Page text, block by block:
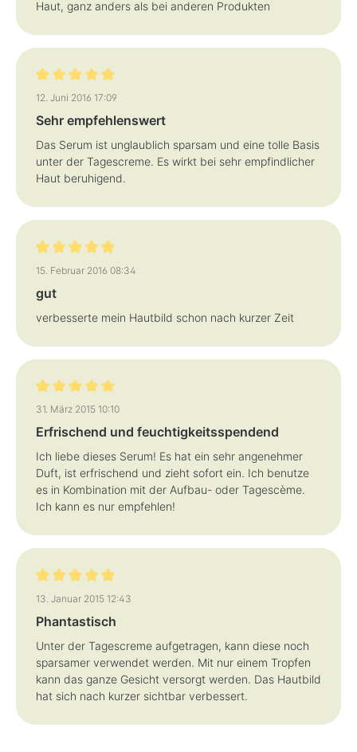
Haut, ganz anders als bei anderen Produkten
Bewertung mit 5 von 5 Sternen
12. Juni 2016 17:09
Sehr empfehlenswert
Das Serum ist unglaublich sparsam und eine tolle Basis
unter der Tagescreme. Es wirkt bei sehr empfindlicher
Haut beruhigend.
Bewertung mit 5 von 5 Sternen
15. Februar 2016 08:34
gut
verbesserte mein Hautbild schon nach kurzer Zeit
Bewertung mit 5 von 5 Sternen
31. März 2015 10:10
Erfrischend und feuchtigkeitsspendend
Ich liebe dieses Serum! Es hat ein sehr angenehmer
Duft, ist erfrischend und zieht sofort ein. Ich benutze
es in Kombination mit der Aufbau- oder Tagescème.
Ich kann es nur empfehlen!
Bewertung mit 5 von 5 Sternen
13. Januar 2015 12:43
Phantastisch
Unter der Tagescreme aufgetragen, kann diese noch
sparsamer verwendet werden. Mit nur einem Tropfen
kann das ganze Gesicht versorgt werden. Das Hautbild
hat sich nach kurzer sichtbar verbessert.